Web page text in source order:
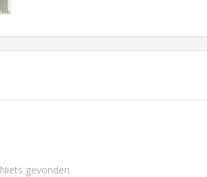
Niets gevonden